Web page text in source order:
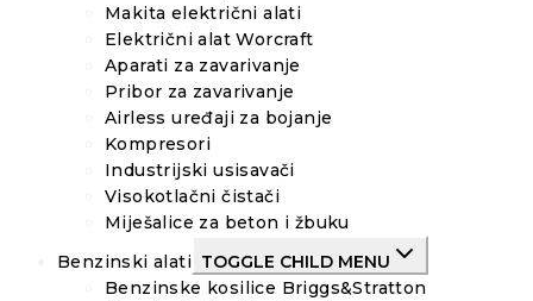
Makita električni alati
Električni alat Worcraft
Aparati za zavarivanje
Pribor za zavarivanje
Airless uređaji za bojanje
Kompresori
Industrijski usisavači
Visokotlačni čistači
Miješalice za beton i žbuku
Benzinski alati TOGGLE CHILD MENU
Benzinske kosilice Briggs&Stratton